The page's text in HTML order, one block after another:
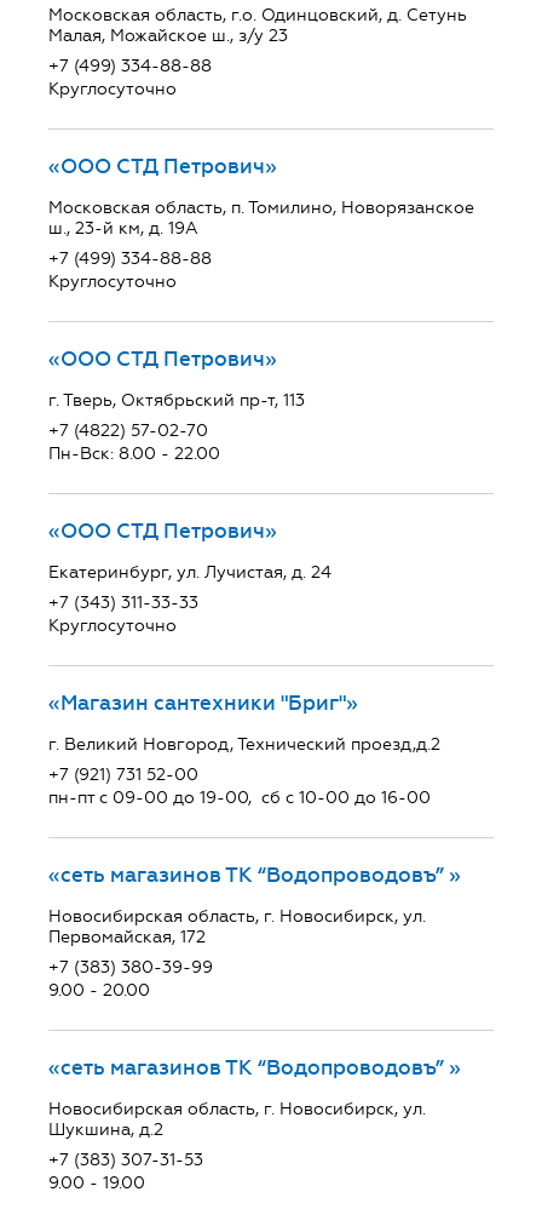
Московская область, г.о. Одинцовский, д. Сетунь
Малая, Можайское ш., з/у 23
+7 (499) 334-88-88
Круглосуточно
«ООО СТД Петрович»
Московская область, п. Томилино, Новорязанское
ш., 23-й км, д. 19А
+7 (499) 334-88-88
Круглосуточно
«ООО СТД Петрович»
г. Тверь, Октябрьский пр-т, 113
+7 (4822) 57-02-70
Пн-Вск: 8.00 - 22.00
«ООО СТД Петрович»
Екатеринбург, ул. Лучистая, д. 24
+7 (343) 311-33-33
Круглосуточно
«Магазин сантехники "Бриг"»
г. Великий Новгород, Технический проезд,д.2
+7 (921) 731 52-00
пн-пт с 09-00 до 19-00, сб с 10-00 до 16-00
«сеть магазинов ТК “Водопроводовъ” »
Новосибирская область, г. Новосибирск, ул.
Первомайская, 172
+7 (383) 380-39-99
9.00 - 20.00
«сеть магазинов ТК “Водопроводовъ” »
Новосибирская область, г. Новосибирск, ул.
Шукшина, д.2
+7 (383) 307-31-53
9.00 - 19.00